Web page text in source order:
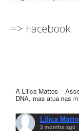
=> Facebook
A Lilica Mattos –
DNA, mas atua nas
Lilica
3 months ago